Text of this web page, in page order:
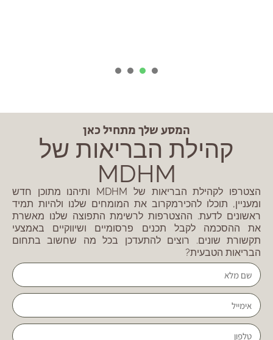
המסע שלך מתחיל כאן
קהילת הבריאות של
MDHM
הצטרפו לקהילת הבריאות של MDHM ותיהנו מתוכן חדש
ומעניין, תוכלו להכירמקרוב את המומחים שלנו ולהיות תמיד
ראשונים לדעת. ההצטרפות לרשימת התפוצה שלנו מאשרת
את ההסכמה לקבל תכנים פרסומיים ושיווקיים באמצעי
תקשורת שונים. רוצים להתעדכן בכל מה שחשוב בתחום
הבריאות הטבעית?